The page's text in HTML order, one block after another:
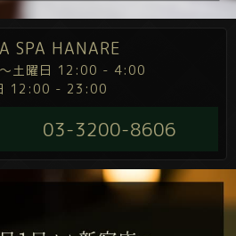
SPA HANARE
～土曜日 12:00 - 4:00
12:00 - 23:00
03-3200-8606